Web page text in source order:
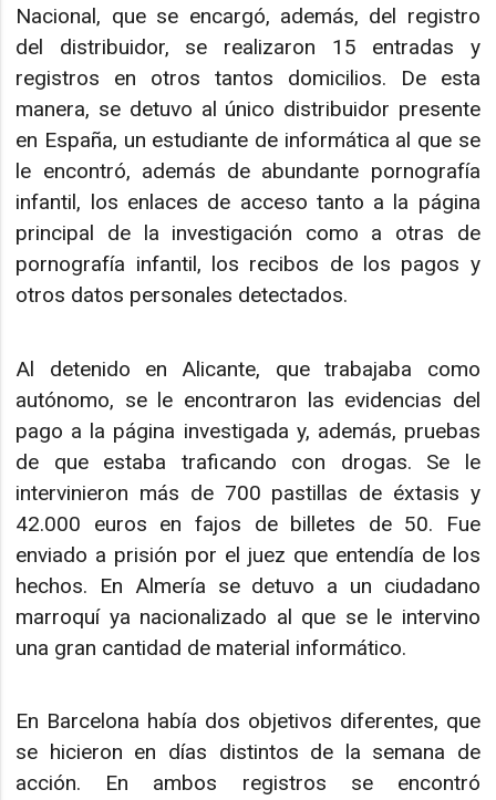
Nacional, que se encargó, además, del registro
del distribuidor, se realizaron 15 entradas y
registros en otros tantos domicilios. De esta
manera, se detuvo al único distribuidor presente
en España, un estudiante de informática al que se
le encontró, además de abundante pornografía
infantil, los enlaces de acceso tanto a la página
principal de la investigación como a otras de
pornografía infantil, los recibos de los pagos y
otros datos personales detectados.
Al detenido en Alicante, que trabajaba como
autónomo, se le encontraron las evidencias del
pago a la página investigada y, además, pruebas
de que estaba traficando con drogas. Se le
intervinieron más de 700 pastillas de éxtasis y
42.000 euros en fajos de billetes de 50. Fue
enviado a prisión por el juez que entendía de los
hechos. En Almería se detuvo a un ciudadano
marroquí ya nacionalizado al que se le intervino
una gran cantidad de material informático.
En Barcelona había dos objetivos diferentes, que
se hicieron en días distintos de la semana de
acción. En ambos registros se encontró